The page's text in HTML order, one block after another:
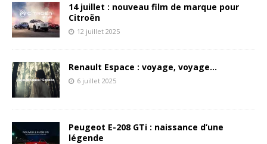
14 juillet : nouveau film de marque pour
Citroën
12 juillet 2025
Renault Espace : voyage, voyage…
6 juillet 2025
Peugeot E-208 GTi : naissance d’une
légende